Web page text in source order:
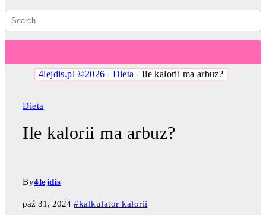
4lejdis.pl ©2026 / Dieta / Ile kalorii ma arbuz?
Dieta
Ile kalorii ma arbuz?
By4lejdis
paź 31, 2024 #kalkulator kalorii